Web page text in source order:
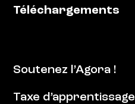
Téléchargements
Soutenez l’Agora !
Taxe d’apprentissage